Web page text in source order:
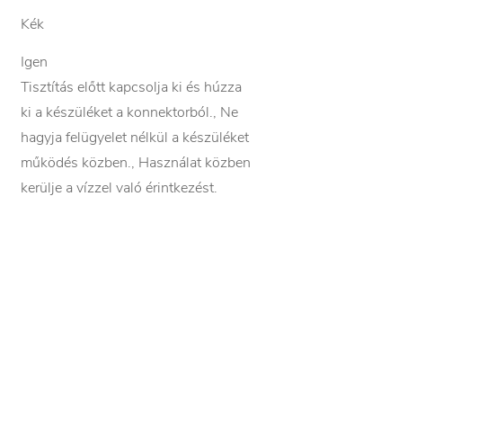
Kék
Igen
Tisztítás előtt kapcsolja ki és húzza
ki a készüléket a konnektorból., Ne
hagyja felügyelet nélkül a készüléket
működés közben., Használat közben
kerülje a vízzel való érintkezést.